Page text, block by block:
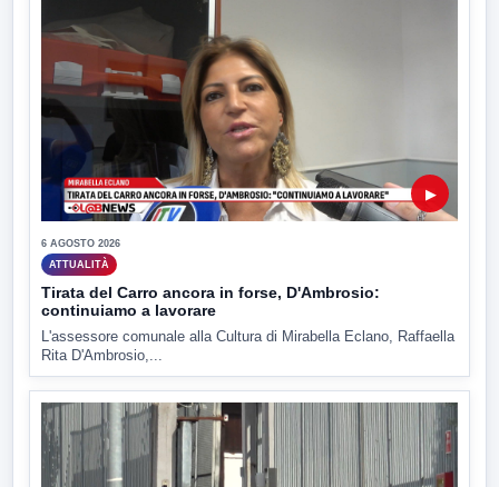
▶
6 AGOSTO 2026
ATTUALITÀ
Tirata del Carro ancora in forse, D'Ambrosio:
continuiamo a lavorare
L'assessore comunale alla Cultura di Mirabella Eclano, Raffaella
Rita D'Ambrosio,...